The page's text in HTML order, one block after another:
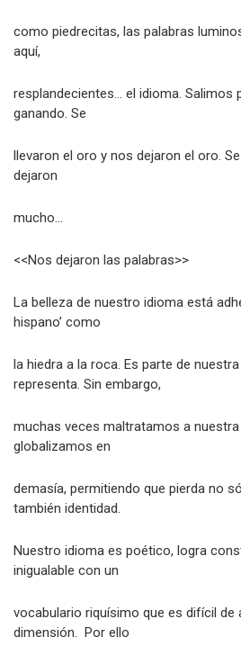
como piedrecitas, las palabras
aquí,
resplandecientes… el idioma. Salimos
ganando. Se
llevaron el oro y nos dejaron el oro.
dejaron
mucho…
<<Nos dejaron las palabras>>
La belleza de nuestro idioma está
hispano’ como
la hiedra a la roca. Es parte de
representa. Sin embargo,
muchas veces maltratamos a
globalizamos en
demasía, permitiendo que pierda no
también identidad.
Nuestro idioma es poético, logra
inigualable con un
vocabulario riquísimo que es difícil
dimensión. Por ello